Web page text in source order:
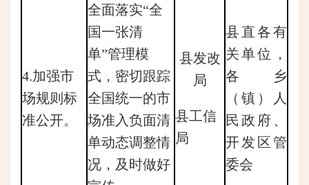
4.加强市
场规则标
准公开。
全面落实“全
国一张清
单”管理模
式，密切跟踪
全国统一的市
场准入负面清
单动态调整情
况，及时做好
县发改
局
县工信
局
县直各有
关单位，
各乡
（镇）人
民政府、
开发区管
委会